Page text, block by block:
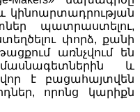
կինոարտադրության
պատրաստելու,
փորձ, քանի
առնչվում են
և
է բացահայտվեն
որոնց կարիքն